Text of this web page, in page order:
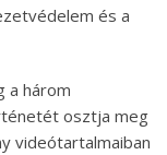
és a
a három
osztja meg
videótartalmaiban